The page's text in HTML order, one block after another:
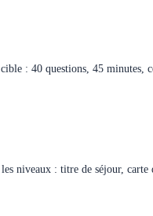
: 40 questions, 45
niveaux : titre de séjour,